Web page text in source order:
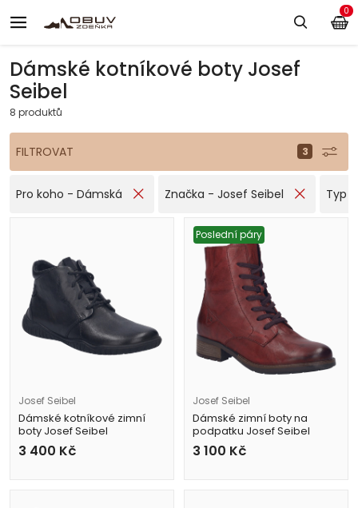
Dámské kotníkové boty Josef
Seibel
8 produktů
FILTROVAT
Pro koho - Dámská Značka - Josef Seibel Typ
Josef Seibel
Dámské kotníkové zimní
boty Josef Seibel
70705 VL793 100 černé
3 400 Kč
Poslední páry
Josef Seibel
Dámské zimní boty na
podpatku Josef Seibel
75317 VL160 410 vínové
3 100 Kč
0